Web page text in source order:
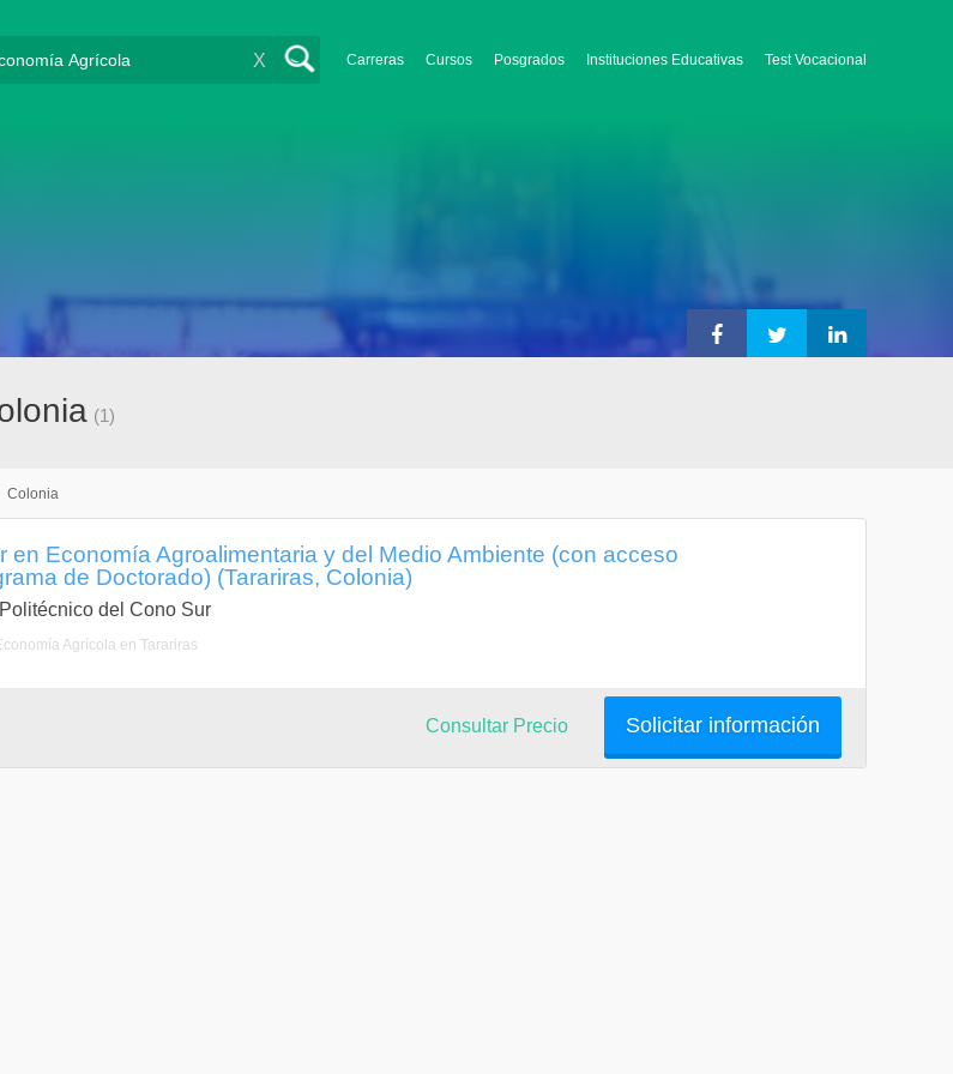
Carreras Cursos Posgrados Instituciones Educativas Test Vocacional
X
(1)
Colonia
en Economía Agroalimentaria y del Medio Ambiente (con acceso
de Doctorado) (Tarariras, Colonia)
del Cono Sur
Agrícola en Tarariras
Solicitar información
Consultar Precio